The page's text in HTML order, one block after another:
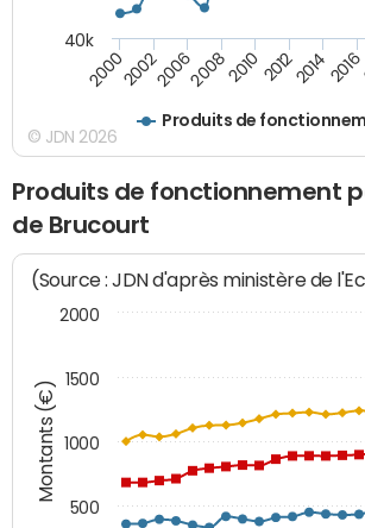
Produits de
20002002200620082010 201220142016
40k
© JDN 2026
Produits de fonctionnement
de Brucourt
Montants (€)
(Source : JDN d'après ministère de
500
1000
1500
2000